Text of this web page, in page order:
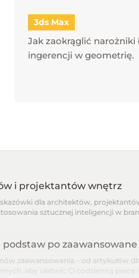
3ds Max
Jak zaokrąglić narożniki
ingerencji w geometrię.
i projektantów wnętrz
dla architektów,
sztucznej inteligencji w
po
zaawansowania – od artykułów
aby ułatwić Ci codzienną